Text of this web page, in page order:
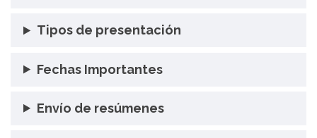
Tipos de presentación
Fechas Importantes
Envío de resúmenes